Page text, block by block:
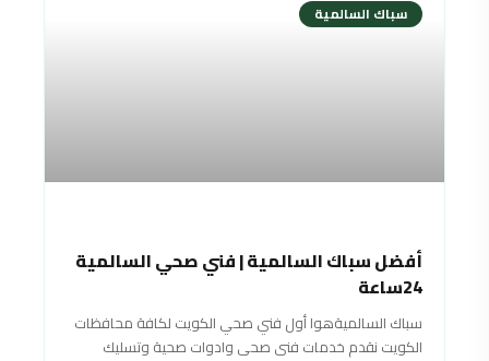
سباك السالمية
أفضل سباك السالمية | فني صحي السالمية
24ساعة
سباك السالميةهوا أول فني صحي الكويت لكافة محافظات
الكويت نقدم خدمات فنى صحى وادوات صحية وتسليك